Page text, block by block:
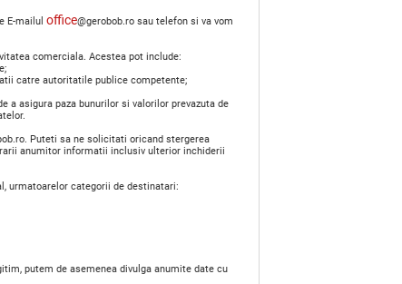
E-mailul office@gerobob.ro sau telefon si va vom
comerciala. Acestea pot include:
catre autoritatile publice competente;
a asigura paza bunurilor si valorilor prevazuta de
Puteti sa ne solicitati oricand stergerea
anumitor informatii inclusiv ulterior inchiderii
urmatoarelor categorii de destinatari:
putem de asemenea divulga anumite date cu